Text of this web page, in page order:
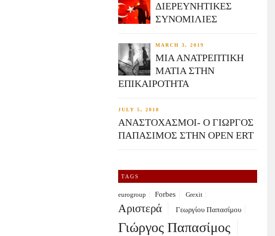
ΔΙΕΡΕΥΝΗΤΙΚΕΣ
ΣΥΝΟΜΙΛΙΕΣ
MARCH 3, 2019
ΜΙΑ ΑΝΑΤΡΕΠΤΙΚΗ
ΜΑΤΙΑ ΣΤΗΝ
ΕΠΙΚΑΙΡΟΤΗΤΑ
JULY 5, 2018
ΑΝΑΣΤΟΧΑΣΜΟΙ- Ο ΓΙΩΡΓΟΣ
ΠΑΠΑΣΙΜΟΣ ΣΤΗΝ OPEN ERT
TAGS
eurogroup Forbes Grexit
Αριστερά Γεωργίου Παπασίμου
Γιώργος Παπασίμος